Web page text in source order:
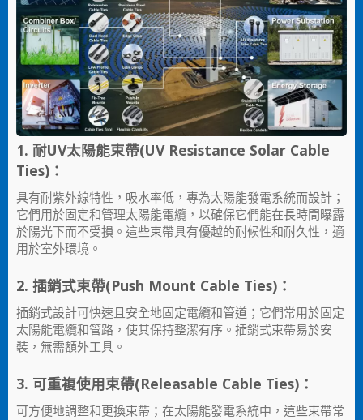
1. 耐UV太陽能束帶(UV Resistance Solar Cable
Ties)：
具有耐紫外線特性，吸水率低，專為太陽能發電系統而設計；
它們用於固定和管理太陽能電纜，以確保它們能在長時間曝露
於陽光下而不受損。這些束帶具有優越的耐候性和耐久性，適
用於室外環境。
2. 插銷式束帶(Push Mount Cable Ties)：
插銷式設計可快速且安全地固定電纜和管道；它們常用於固定
太陽能電纜和管路，使其保持整潔有序。插銷式束帶易於安
裝，無需額外工具。
3. 可重複使用束帶(Releasable Cable Ties)：
可方便地調整和更換束帶；在太陽能發電系統中，這些束帶常